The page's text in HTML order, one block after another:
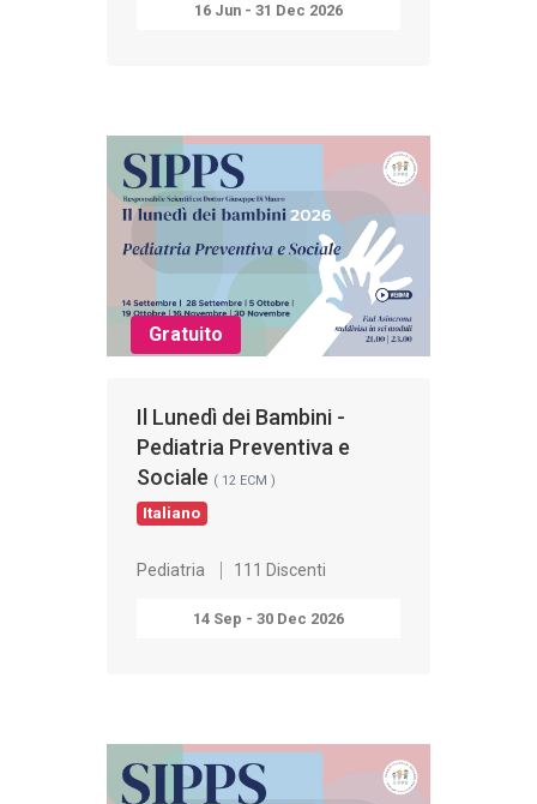
16 Jun - 31 Dec 2026
Gratuito
Il Lunedì dei Bambini -
Pediatria Preventiva e
Sociale ( 12 ECM )
Italiano
Pediatria 111 Discenti
14 Sep - 30 Dec 2026